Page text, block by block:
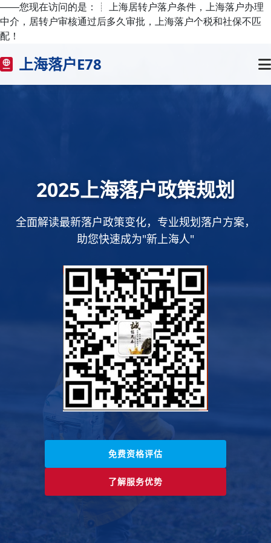
——您现在访问的是：
┊ 上海居转户落户条件，上海落户办理
中介，居转户审核通过后多久审批，上海落户个税和社保不匹
配！